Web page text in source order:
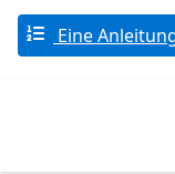
Eine